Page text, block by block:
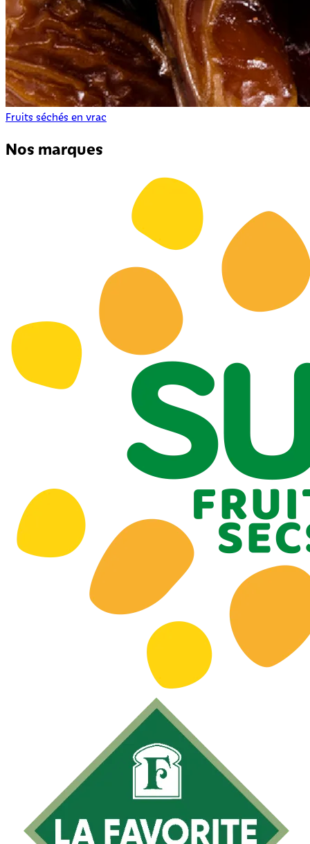
Fruits séchés en vrac
Nos marques